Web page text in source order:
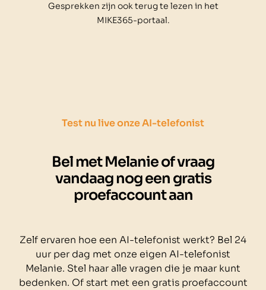
Gesprekken zijn ook terug te lezen in het
MIKE365-portaal.
Test nu live onze AI-telefonist
Bel met Melanie of vraag
vandaag nog een gratis
proefaccount aan
Zelf ervaren hoe een AI-telefonist werkt? Bel 24
uur per dag met onze eigen AI-telefonist
Melanie. Stel haar alle vragen die je maar kunt
bedenken. Of start met een gratis proefaccount